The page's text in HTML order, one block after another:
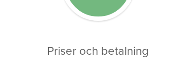
Priser och betalning